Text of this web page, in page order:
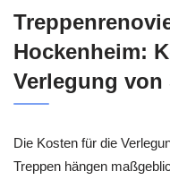
Hockenheim:
Verlegung
Die Kosten für die
Treppen hängen